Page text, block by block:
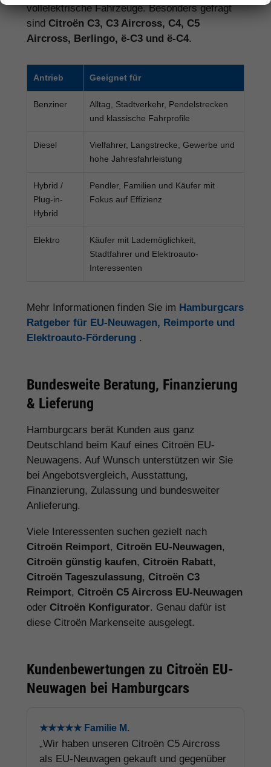
vollelektrische Fahrzeuge. Besonders gefragt
sind Citroën C3, C3 Aircross, C4, C5
Aircross, Berlingo, ë-C3 und ë-C4.
Antrieb Geeignet für
Benziner
Alltag, Stadtverkehr, Pendelstrecken
und klassische Fahrprofile
Diesel
Vielfahrer, Langstrecke, Gewerbe und
hohe Jahresfahrleistung
Hybrid /
Plug-in-
Hybrid
Pendler, Familien und Käufer mit
Fokus auf Effizienz
Elektro
Käufer mit Lademöglichkeit,
Stadtfahrer und Elektroauto-
Interessenten
Mehr Informationen finden Sie im Hamburgcars
Ratgeber für EU-Neuwagen, Reimporte und
Elektroauto-Förderung .
Bundesweite Beratung, Finanzierung
& Lieferung
Hamburgcars berät Kunden aus ganz
Deutschland beim Kauf eines Citroën EU-
Neuwagens. Auf Wunsch unterstützen wir Sie
bei Angebotsvergleich, Ausstattung,
Finanzierung, Zulassung und bundesweiter
Anlieferung.
Viele Interessenten suchen gezielt nach
Citroën Reimport, Citroën EU-Neuwagen,
Citroën günstig kaufen, Citroën Rabatt,
Citroën Tageszulassung, Citroën C3
Reimport, Citroën C5 Aircross EU-Neuwagen
oder Citroën Konfigurator. Genau dafür ist
diese Citroën Markenseite ausgelegt.
Kundenbewertungen zu Citroën EU-
Neuwagen bei Hamburgcars
★★★★★ Familie M.
„Wir haben unseren Citroën C5 Aircross
als EU-Neuwagen gekauft und gegenüber